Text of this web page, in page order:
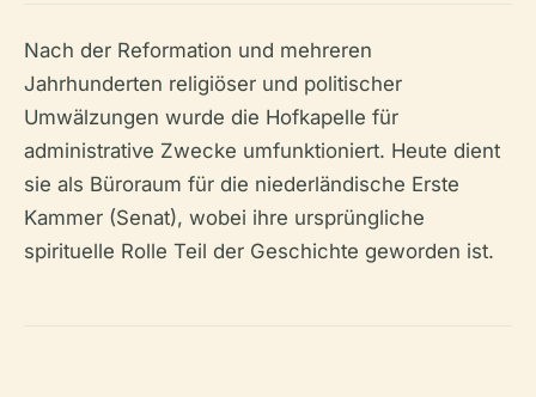
Nach der Reformation und mehreren
Jahrhunderten religiöser und politischer
Umwälzungen wurde die Hofkapelle für
administrative Zwecke umfunktioniert. Heute dient
sie als Büroraum für die niederländische Erste
Kammer (Senat), wobei ihre ursprüngliche
spirituelle Rolle Teil der Geschichte geworden ist.